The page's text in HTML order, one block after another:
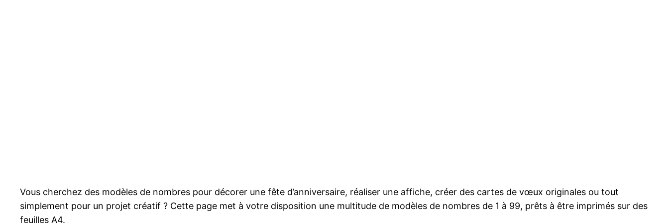
Vous cherchez des modèles de nombres pour décorer une fête d’anniversaire, réaliser une affiche, créer des cartes de vœux originales ou tout
simplement pour un projet créatif ? Cette page met à votre disposition une multitude de modèles de nombres de 1 à 99, prêts à être imprimés sur des
feuilles A4.